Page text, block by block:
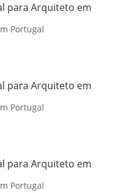
para Arquiteto em
Portugal
para Arquiteto em
Portugal
para Arquiteto em
Portugal